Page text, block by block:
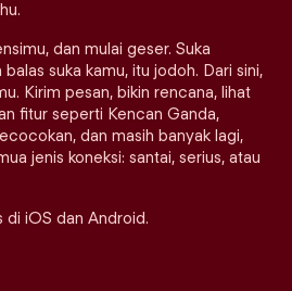
dan mulai geser. Suka
suka kamu, itu jodoh. Dari sini,
Kirim pesan, bikin rencana, lihat
fitur seperti Kencan Ganda,
dan masih banyak lagi,
jenis koneksi: santai, serius, atau
di iOS dan Android.